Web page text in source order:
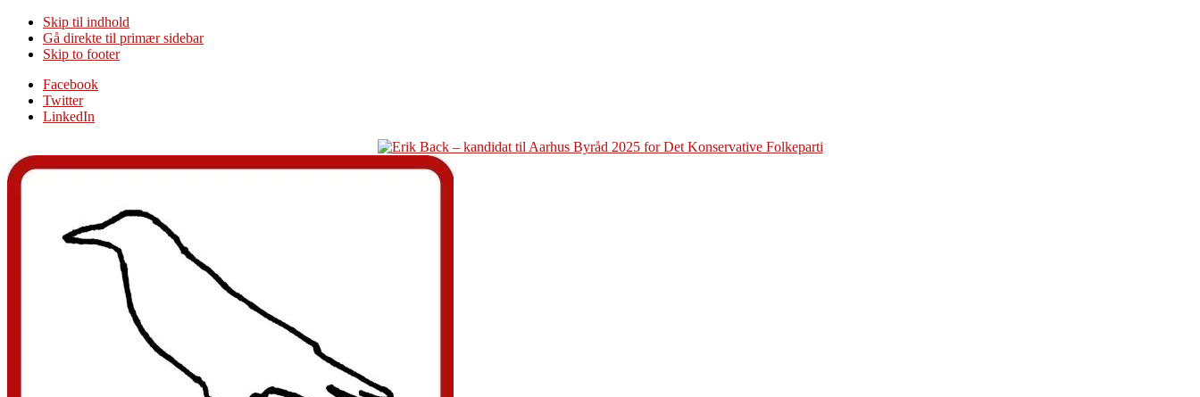
Skip til indhold
Gå direkte til primær sidebar
Skip to footer
Additional
menu
Facebook
Twitter
LinkedIn